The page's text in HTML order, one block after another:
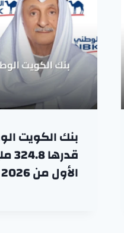
بنك الكويت
الأول من 2026 بنمو 3%